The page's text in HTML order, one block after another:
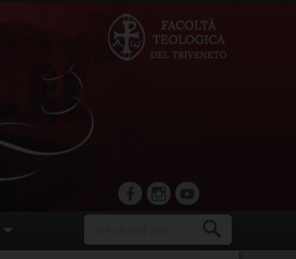
facebookInstagram
YouTube